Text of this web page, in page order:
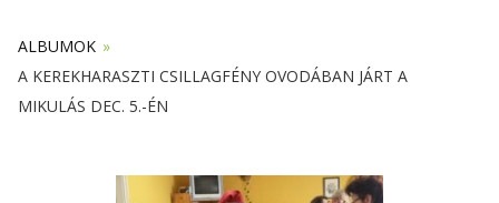
ALBUMOK »
A KEREKHARASZTI CSILLAGFÉNY OVODÁBAN JÁRT A
MIKULÁS DEC. 5.-ÉN